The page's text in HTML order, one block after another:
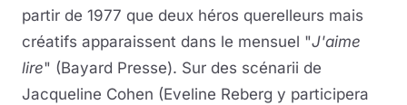
partir de 1977 que deux héros querelleurs mais
créatifs apparaissent dans le mensuel "J'aime
lire" (Bayard Presse). Sur des scénarii de
Jacqueline Cohen (Eveline Reberg y participera